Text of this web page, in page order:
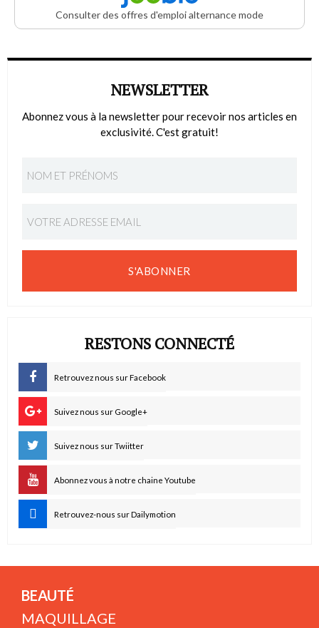
Consulter des offres d'emploi alternance mode
NEWSLETTER
Abonnez vous à la newsletter pour recevoir nos articles en
exclusivité. C'est gratuit!
S'ABONNER
RESTONS CONNECTÉ
Retrouvez nous sur Facebook
Suivez nous sur Google+
Suivez nous sur Twiitter
Abonnez vous à notre chaine Youtube
Retrouvez-nous sur Dailymotion
BEAUTÉ
MAQUILLAGE